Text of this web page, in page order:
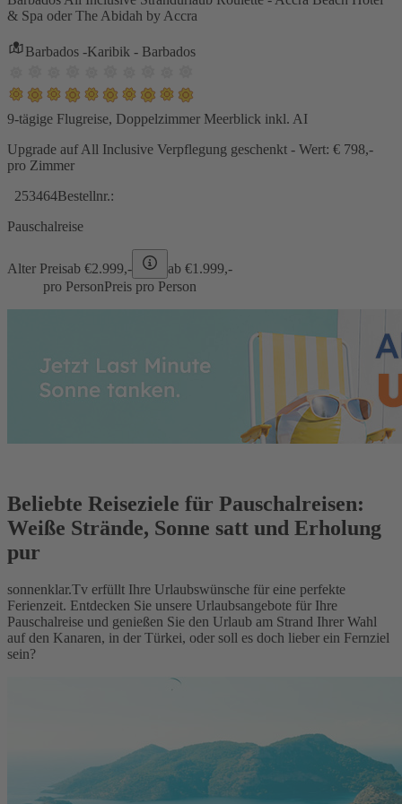
& Spa oder The Abidah by Accra
Barbados -Karibik - Barbados
9-tägige Flugreise, Doppelzimmer Meerblick inkl. AI
Upgrade auf All Inclusive Verpflegung geschenkt - Wert: € 798,-
pro Zimmer
253464Bestellnr.:
Pauschalreise
Alter Preisab €2.999,- ab €1.999,-
pro PersonPreis pro Person
Beliebte Reiseziele für Pauschalreisen:
Weiße Strände, Sonne satt und Erholung
pur
sonnenklar.Tv erfüllt Ihre Urlaubswünsche für eine perfekte
Ferienzeit. Entdecken Sie unsere Urlaubsangebote für Ihre
Pauschalreise und genießen Sie den Urlaub am Strand Ihrer Wahl
auf den Kanaren, in der Türkei, oder soll es doch lieber ein Fernziel
sein?